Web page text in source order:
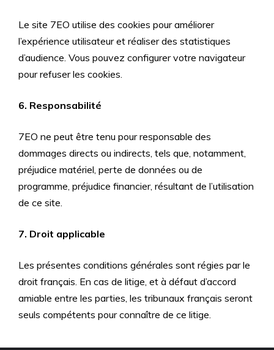
Le site 7EO utilise des cookies pour améliorer
l’expérience utilisateur et réaliser des statistiques
d’audience. Vous pouvez configurer votre navigateur
pour refuser les cookies.
6. Responsabilité
7EO ne peut être tenu pour responsable des
dommages directs ou indirects, tels que, notamment,
préjudice matériel, perte de données ou de
programme, préjudice financier, résultant de l’utilisation
de ce site.
7. Droit applicable
Les présentes conditions générales sont régies par le
droit français. En cas de litige, et à défaut d’accord
amiable entre les parties, les tribunaux français seront
seuls compétents pour connaître de ce litige.